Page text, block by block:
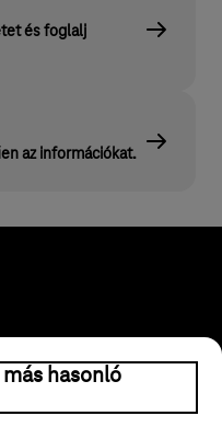
és foglalj
az információkat.
más hasonló